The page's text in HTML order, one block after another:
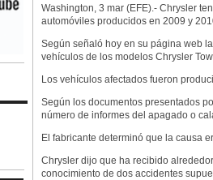
Washington, 3 mar (EFE).- Chrysler
automóviles producidos en 2009 y
Según señaló hoy en su página web
vehículos de los modelos Chrysler
Los vehículos afectados fueron
Según los documentos presentados
número de informes del apagado o
El fabricante determinó que la causa
Chrysler dijo que ha recibido
conocimiento de dos accidentes